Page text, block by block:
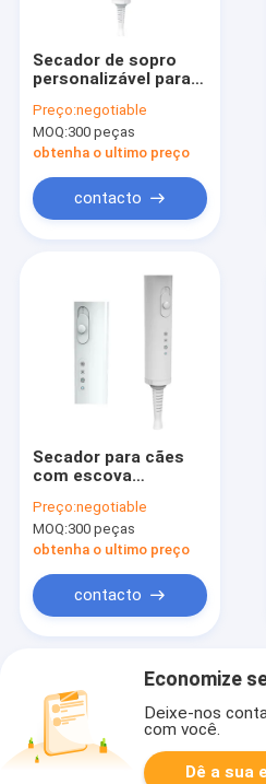
Secador de sopro
personalizável para
estimação com
motor de corrente
contínua e
negativos
Preço:negotiable
MOQ:300 peças
obtenha o ultimo preço
contacto
Secador para cães
com escova
cães pequenos e
médios Gatos
Preço:negotiable
MOQ:300 peças
obtenha o ultimo preço
contacto
Economize
Deixe-nos
com você.
Dê a sua